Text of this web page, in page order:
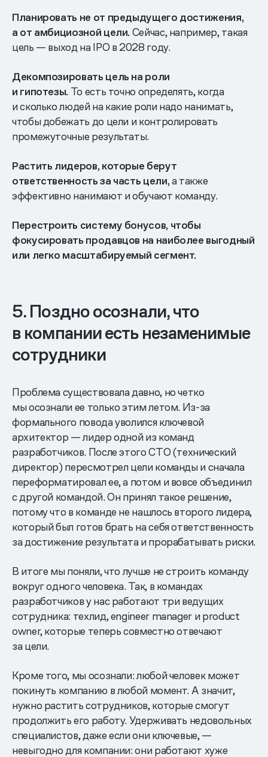
Планировать не от предыдущего достижения,
а от амбициозной цели. Сейчас, например, такая
цель — выход на IPO в 2028 году.
Декомпозировать цель на роли
и гипотезы. То есть точно определять, когда
и сколько людей на какие роли надо нанимать,
чтобы добежать до цели и контролировать
промежуточные результаты.
Растить лидеров, которые берут
ответственность за часть цели,а также
эффективно нанимают и обучают команду.
Перестроить систему бонусов, чтобы
фокусировать продавцов на наиболее выгодный
или легко масштабируемый сегмент.
5. Поздно осознали, что
в компании есть незаменимые
сотрудники
Проблема существовала давно, но четко
мы осознали ее только этим летом. Из-за
формального повода уволился ключевой
архитектор — лидер одной из команд
разработчиков. После этого CTO (технический
директор) пересмотрел цели команды и сначала
переформатировал ее, а потом и вовсе объединил
с другой командой. Он принял такое решение,
потому что в команде не нашлось второго лидера,
который был готов брать на себя ответственность
за достижение результата и прорабатывать риски.
В итоге мы поняли, что лучше не строить команду
вокруг одного человека. Так, в командах
разработчиков у нас работают три ведущих
сотрудника: техлид, engineer manager и product
owner, которые теперь совместно отвечают
за цели.
Кроме того, мы осознали: любой человек может
покинуть компанию в любой момент. А значит,
нужно растить сотрудников, которые смогут
продолжить его работу. Удерживать недовольных
специалистов, даже если они ключевые, —
невыгодно для компании: они работают хуже